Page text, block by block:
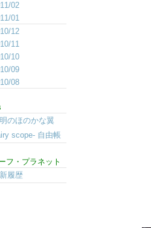
02
01
12
11
10
09
08
のほのかな翼
scope- 自由帳
フ・プラネット
履歴